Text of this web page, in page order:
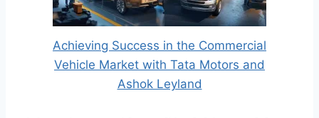
Achieving Success in the Commercial
Vehicle Market with Tata Motors and
Ashok Leyland